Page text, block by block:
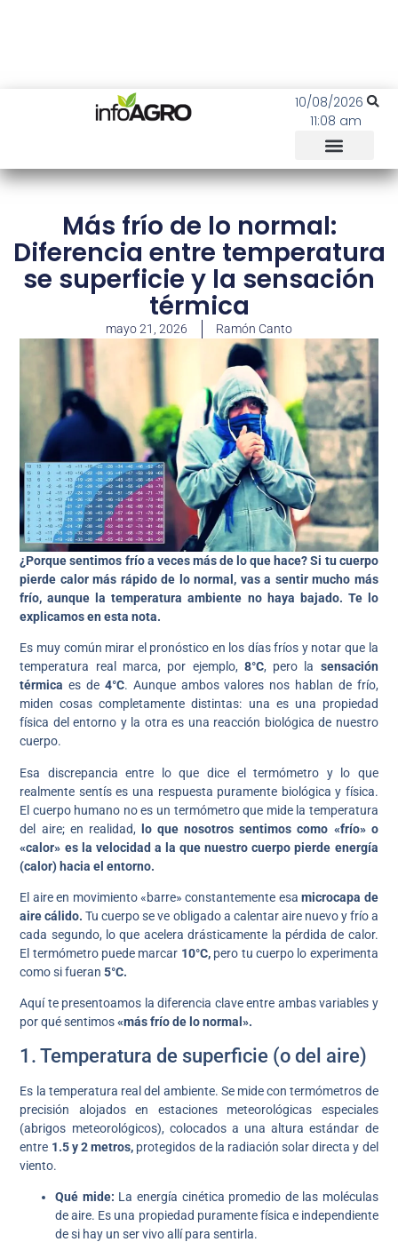
10/08/2026
11:08 am
Más frío de lo normal:
Diferencia entre temperatura
se superficie y la sensación
térmica
mayo 21, 2026 Ramón Canto
¿Porque sentimos frío a veces más de lo que hace? Si tu cuerpo
pierde calor más rápido de lo normal, vas a sentir mucho más
frío, aunque la temperatura ambiente no haya bajado. Te lo
explicamos en esta nota.
Es muy común mirar el pronóstico en los días fríos y notar que la
temperatura real marca, por ejemplo, 8°C, pero la sensación
térmica es de 4°C. Aunque ambos valores nos hablan de frío,
miden cosas completamente distintas: una es una propiedad
física del entorno y la otra es una reacción biológica de nuestro
cuerpo.
Esa discrepancia entre lo que dice el termómetro y lo que
realmente sentís es una respuesta puramente biológica y física.
El cuerpo humano no es un termómetro que mide la temperatura
del aire; en realidad,
lo que nosotros sentimos como «frío» o
«calor» es la velocidad a la que nuestro cuerpo pierde energía
(calor) hacia el entorno.
El aire en movimiento «barre» constantemente esa microcapa de
aire cálido. Tu cuerpo se ve obligado a calentar aire nuevo y frío a
cada segundo, lo que acelera drásticamente la pérdida de calor.
El termómetro puede marcar 10°C,pero tu cuerpo lo experimenta
como si fueran 5°C.
Aquí te presentoamos la diferencia clave entre ambas variables y
por qué sentimos«más frío de lo normal».
1. Temperatura de superficie (o del aire)
Es la temperatura real del ambiente. Se mide con termómetros de
precisión alojados en estaciones meteorológicas especiales
(abrigos meteorológicos), colocados a una altura estándar de
entre 1.5 y 2 metros, protegidos de la radiación solar directa y del
viento.
Qué mide: La energía cinética promedio de las moléculas
de aire. Es una propiedad puramente física e independiente
de si hay un ser vivo allí para sentirla.